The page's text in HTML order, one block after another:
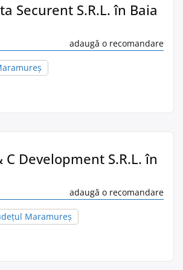
Securent S.R.L. în Baia
adaugă o recomandare
Development S.R.L. în
adaugă o recomandare
Maramureș